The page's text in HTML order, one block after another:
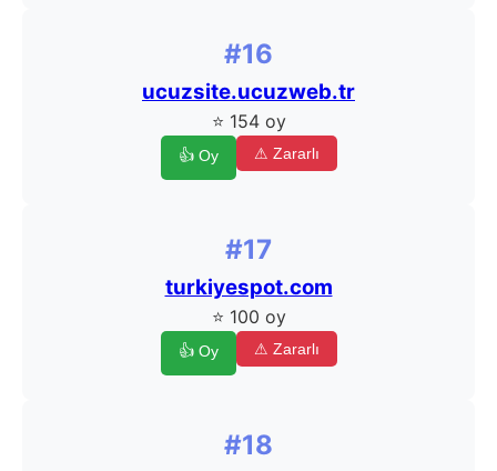
#16
ucuzsite.ucuzweb.tr
⭐ 154 oy
👍 Oy ⚠ Zararlı
#17
turkiyespot.com
⭐ 100 oy
👍 Oy ⚠ Zararlı
#18